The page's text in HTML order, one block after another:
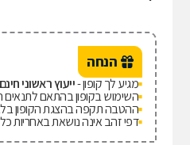
הנחה
מגיע לך קופון -ייעוץ ראשוני חינם
השימוש בקופון בהתאם
ההטבה תקפה בהצגת הקופון
דפי זהב אינה נושאת באחריות